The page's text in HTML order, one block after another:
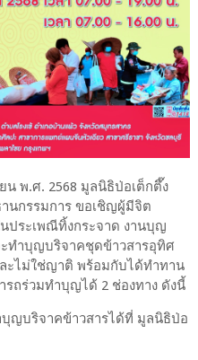
น พ.ศ. 2568 มูลนิธิป่อเต็กตึ๊ง
นกรรมการ ขอเชิญผู้มีจิต
ประเพณีทิ้งกระจาด งานบุญ
ทำบุญบริจาคชุดข้าวสารอุทิศ
ะไม่ใช่ญาติ พร้อมกับได้ทำทาน
ถร่วมทำบุญได้ 2 ช่องทาง ดังนี้
บุญบริจาคข้าวสารได้ที่ มูลนิธิป่อ